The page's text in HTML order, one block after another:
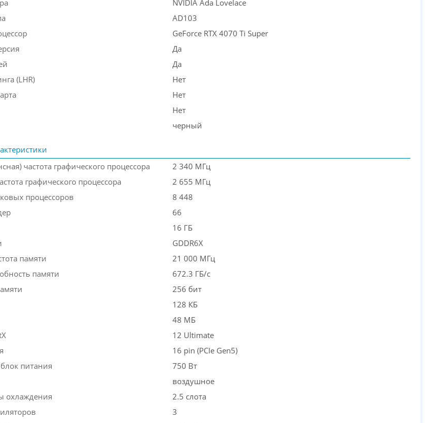
NVIDIA Ada Lovelace
AD103
GeForce RTX 4070 Ti Super
Да
Да
(LHR)
Нет
Нет
Нет
черный
частота графического процессора
2 340 МГц
графического процессора
2 655 МГц
процессоров
8 448
66
16 ГБ
GDDR6X
памяти
21 000 МГц
памяти
672.3 ГБ/с
256 бит
128 КБ
48 МБ
12 Ultimate
16 pin (PCIe Gen5)
питания
750 Вт
воздушное
охлаждения
2.5 слота
3